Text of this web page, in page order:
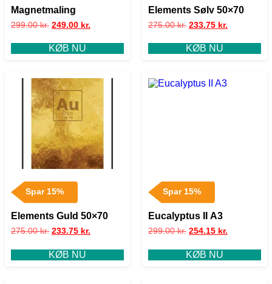
Magnetmaling
299.00kr. 249.00 kr.
KØB NU
Elements Sølv 50×70
275.00kr. 233.75 kr.
KØB NU
Spar 15%
Elements Guld 50×70
275.00kr. 233.75 kr.
KØB NU
Spar 15%
Eucalyptus II A3
299.00kr. 254.15 kr.
KØB NU